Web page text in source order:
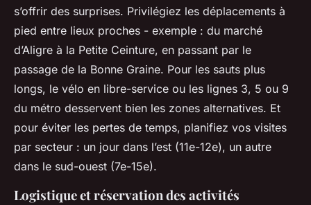
s’offrir des surprises. Privilégiez les déplacements à
pied entre lieux proches - exemple : du marché
d’Aligre à la Petite Ceinture, en passant par le
passage de la Bonne Graine. Pour les sauts plus
longs, le vélo en libre-service ou les lignes 3, 5 ou 9
du métro desservent bien les zones alternatives. Et
pour éviter les pertes de temps, planifiez vos visites
par secteur : un jour dans l’est (11e-12e), un autre
dans le sud-ouest (7e-15e).
Logistique et réservation des activités